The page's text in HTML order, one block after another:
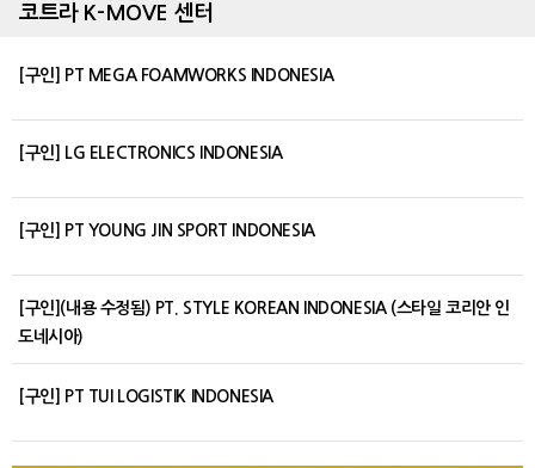
코트라 K-MOVE 센터
[구인] PT MEGA FOAMWORKS INDONESIA
[구인] LG ELECTRONICS INDONESIA
[구인] PT YOUNG JIN SPORT INDONESIA
[구인](내용 수정됨) PT. STYLE KOREAN INDONESIA (스타일 코리안 인
도네시아)
[구인] PT TUI LOGISTIK INDONESIA